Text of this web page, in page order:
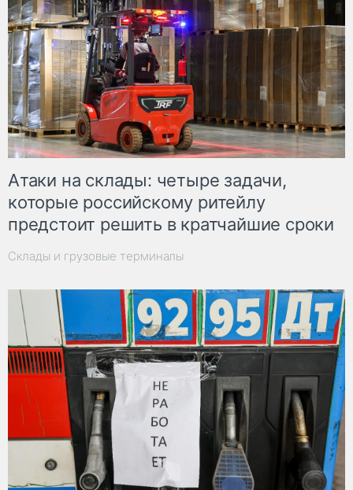
Атаки на склады: четыре задачи,
которые российскому ритейлу
предстоит решить в кратчайшие сроки
Склады и грузовые терминалы